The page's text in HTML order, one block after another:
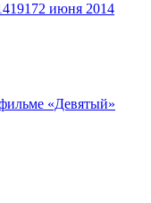
19172 июня 2014
«Девятый»